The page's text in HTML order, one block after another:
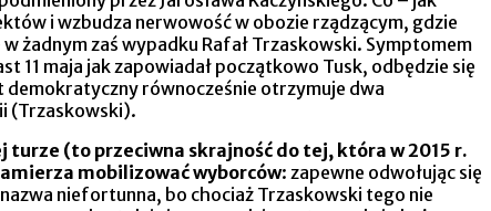
i wzbudza nerwowość w obozie rządzącym, gdzie
żadnym zaś wypadku Rafał Trzaskowski. Symptomem
11 maja jak zapowiadał początkowo Tusk, odbędzie się
równocześnie otrzymuje dwa
(Trzaskowski).
(to przeciwna skrajność do tej, która w 2015 r.
mobilizować wyborców: zapewne odwołując się
niefortunna, bo chociaż Trzaskowski tego nie